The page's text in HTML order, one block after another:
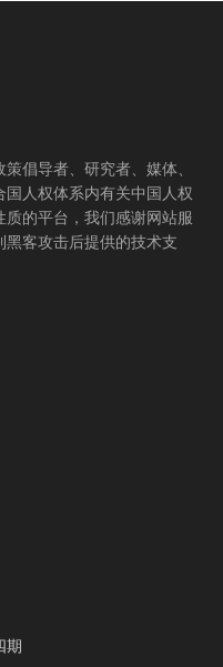
倡导者、研究者、媒体、
人权体系内有关中国人权
的平台，我们感谢网站服
客攻击后提供的技术支
期